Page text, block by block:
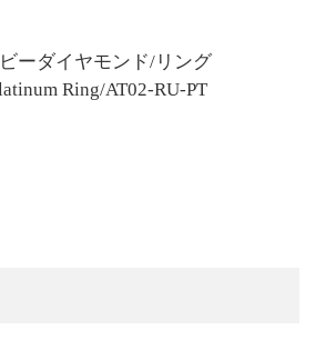
ーダイヤモンド/リング
Ring/AT02-RU-PT